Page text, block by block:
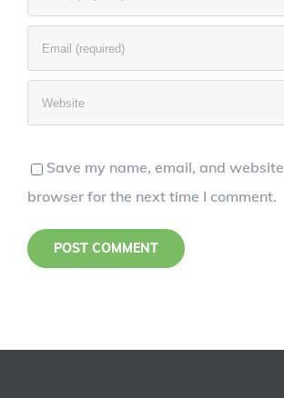
Save my name, email, and
browser for the next time I comment.